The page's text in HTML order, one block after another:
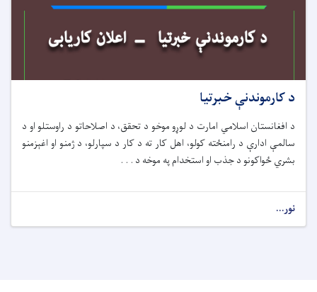
د کارموندنې خبرتیا
د افغانستان اسلامي امارت د لوړو موخو د تحقق، د اصلاحاتو د راوستلو او د
سالمې ادارې د رامنځته کولو، اهل کار ته د کار د سپارلو، د ژمنو او اغېزمنو
بشري ځواکونو د جذب او استخدام په موخه د . . .
نور...